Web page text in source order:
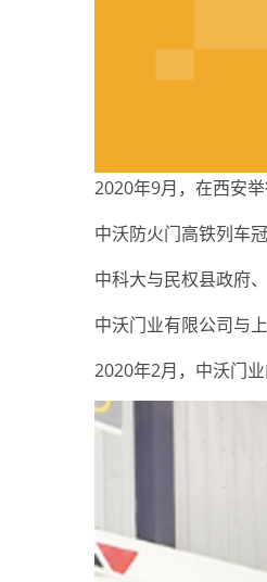
2020年9月，在西安举
中沃防火门高铁列车
中科大与民权县政府
中沃门业有限公司与
2020年2月，中沃门